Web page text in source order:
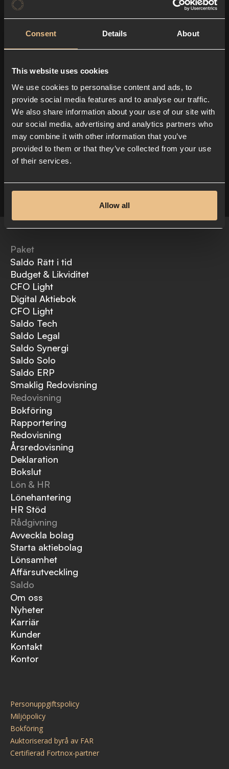
Consent Details About
This website uses cookies
We use cookies to personalise content and ads, to
provide social media features and to analyse our traffic.
We also share information about your use of our site with
our social media, advertising and analytics partners who
may combine it with other information that you’ve
provided to them or that they’ve collected from your use
of their services.
Allow all
Paket
Saldo Rätt i tid
Budget & Likviditet
CFO Light
Digital Aktiebok
CFO Light
Saldo Tech
Saldo Legal
Saldo Synergi
Saldo Solo
Saldo ERP
Smaklig Redovisning
Redovisning
Bokföring
Rapportering
Redovisning
Årsredovisning
Deklaration
Bokslut
Lön & HR
Lönehantering
HR Stöd
Rådgivning
Avveckla bolag
Starta aktiebolag
Lönsamhet
Affärsutveckling
Saldo
Om oss
Nyheter
Karriär
Kunder
Kontakt
Kontor
Personuppgiftspolicy
Miljöpolicy
Bokföring
Auktoriserad byrå av FAR
Certifierad Fortnox-partner